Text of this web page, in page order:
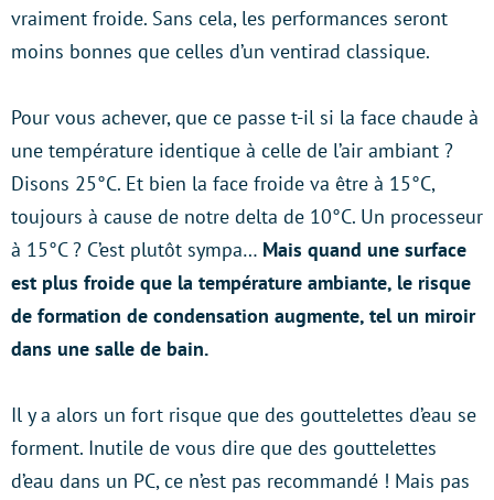
vraiment froide. Sans cela, les performances seront
moins bonnes que celles d’un ventirad classique.
Pour vous achever, que ce passe t-il si la face chaude à
une température identique à celle de l’air ambiant ?
Disons 25°C. Et bien la face froide va être à 15°C,
toujours à cause de notre delta de 10°C. Un processeur
à 15°C ? C’est plutôt sympa… Mais quand une surface
est plus froide que la température ambiante, le risque
de formation de condensation augmente, tel un miroir
dans une salle de bain.
Il y a alors un fort risque que des gouttelettes d’eau se
forment. Inutile de vous dire que des gouttelettes
d’eau dans un PC, ce n’est pas recommandé ! Mais pas